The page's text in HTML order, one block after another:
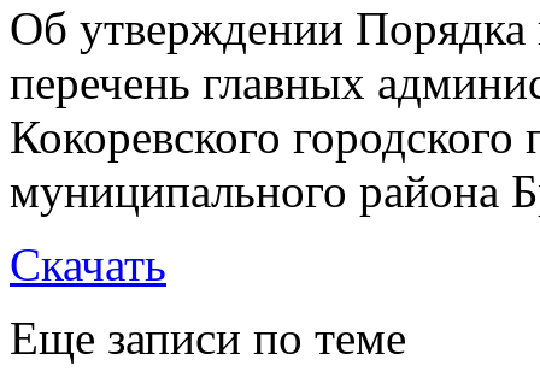
Об утверждении Порядка
перечень главных
Кокоревского
муниципального района
Скачать
Еще записи по теме